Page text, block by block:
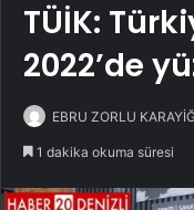
TÜİK:
2022’de
EBRU ZORLU
1 dakika okuma süresi